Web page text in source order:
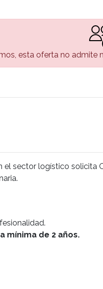
esta oferta no admite
el sector logístico solicita
mínima de 2 años.